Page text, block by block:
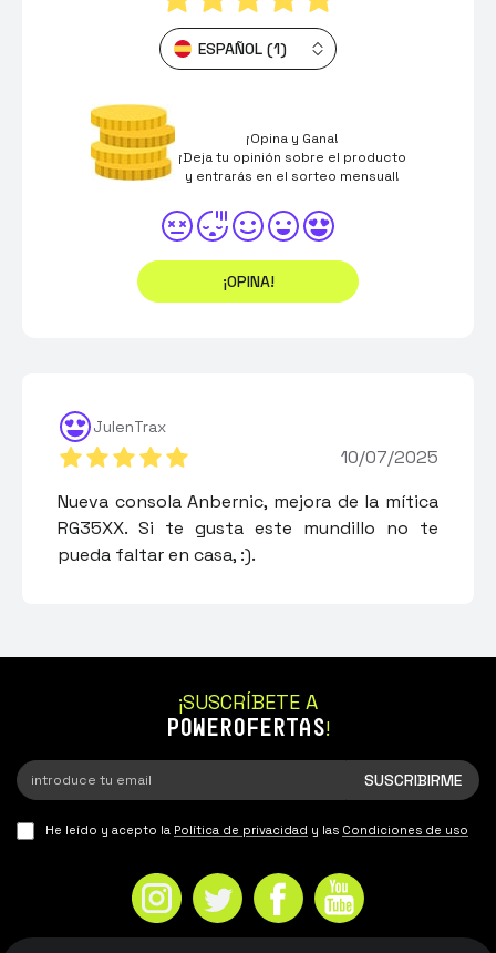
ESPAÑOL (1)
¡Opina y Gana!
¡Deja tu opinión sobre el producto
y entrarás en el sorteo mensual!
¡OPINA!
JulenTrax
10/07/2025
Nueva consola Anbernic, mejora de la mítica
RG35XX. Si te gusta este mundillo no te
pueda faltar en casa, :).
¡SUSCRÍBETE A
POWEROFERTAS!
He leído y acepto la Política de privacidad y las Condiciones de uso